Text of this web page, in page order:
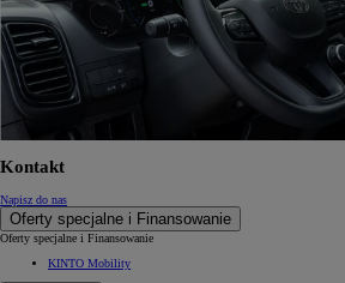
Kontakt
Napisz do nas
Oferty specjalne i Finansowanie
Oferty specjalne i Finansowanie
KINTO Mobility